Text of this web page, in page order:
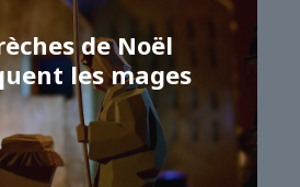
de Noël
les mages
Magali PEPIN